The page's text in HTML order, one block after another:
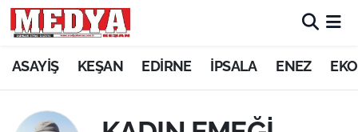
ASAYİŞ KEŞAN EDİRNE İPSALA ENEZ
KEŞAN